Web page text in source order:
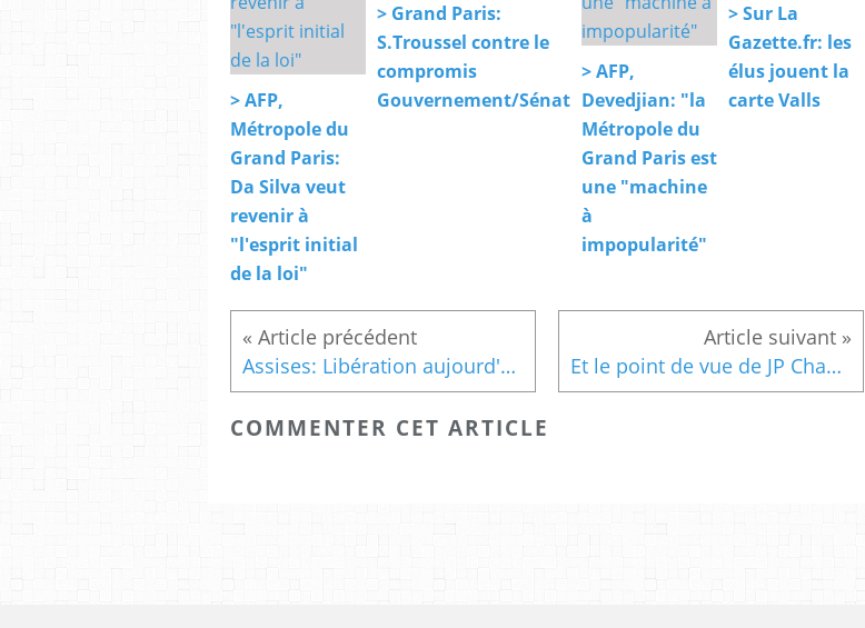
> AFP,
Métropole du
Grand Paris:
Da Silva veut
revenir à
"l'esprit initial
de la loi"
> Grand Paris:
S.Troussel contre le
compromis
Gouvernement/Sénat
> AFP,
Devedjian: "la
Métropole du
Grand Paris est
une "machine
à
impopularité"
> Sur La
Gazette.fr: les
élus jouent la
carte Valls
Assises: Libération aujourd'hui Et le point de vue de JP Chapon sur son blog
COMMENTER CET ARTICLE